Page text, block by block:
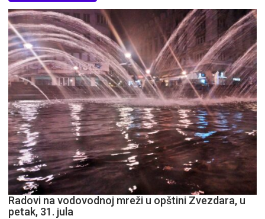
Radovi na vodovodnoj mreži u opštini Zvezdara, u
petak, 31. jula